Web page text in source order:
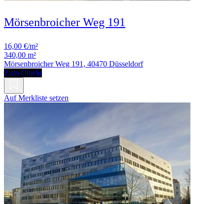
Mörsenbroicher Weg 191
16,00 €/m²
340,00 m²
Mörsenbroicher Weg 191, 40470 Düsseldorf
Zum Objekt
Auf Merkliste setzen